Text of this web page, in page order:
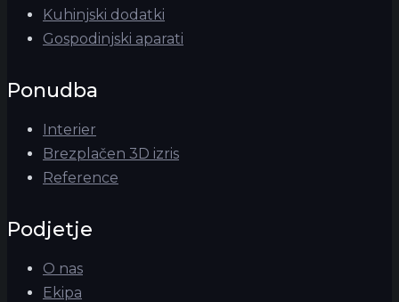
Kuhinjski dodatki
Gospodinjski aparati
Ponudba
Interier
Brezplačen 3D izris
Reference
Podjetje
O nas
Ekipa